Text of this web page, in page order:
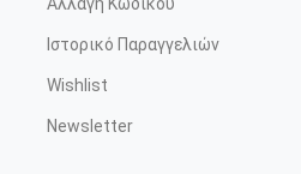
Ιστορικό Παραγγελιών
Wishlist
Newsletter